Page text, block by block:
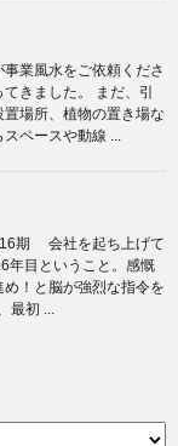
業風水をご依頼くださ
きました。 まだ、引
場所、植物の置き場な
ペースや動線 ...
16期 会社を起ち上げて
年目ということ。感慨
！と脳が強烈な指令を
最初 ...